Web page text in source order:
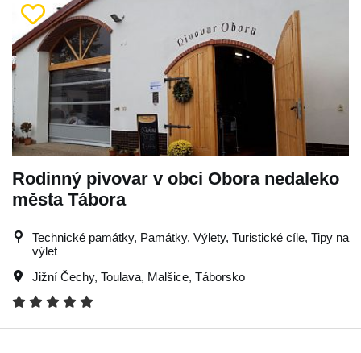
Rodinný pivovar v obci Obora nedaleko
města Tábora
Technické památky, Památky, Výlety, Turistické cíle, Tipy na
výlet
Jižní Čechy, Toulava, Malšice, Táborsko